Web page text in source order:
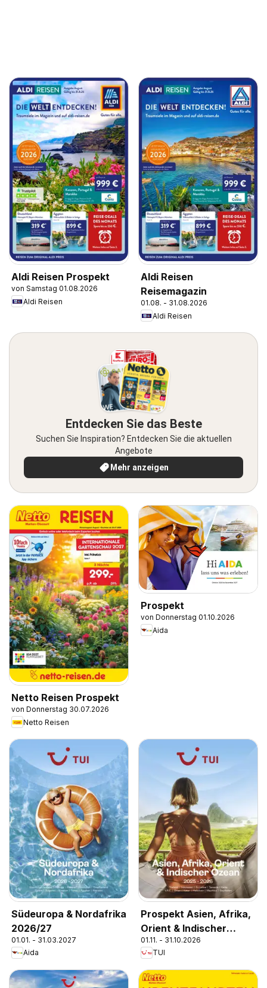
Aldi Reisen Prospekt
von Samstag 01.08.2026
Aldi Reisen
Aldi Reisen
Reisemagazin
01.08. - 31.08.2026
Aldi Reisen
Entdecken Sie das Beste
Suchen Sie Inspiration? Entdecken Sie die aktuellen
Angebote
Mehr anzeigen
Netto Reisen Prospekt
von Donnerstag 30.07.2026
Netto Reisen
Prospekt
von Donnerstag 01.10.2026
Aida
Südeuropa & Nordafrika
2026/27
01.01. - 31.03.2027
Aida
Prospekt Asien, Afrika,
Orient & Indischer
Ozean 2025/26
01.11. - 31.10.2026
TUI